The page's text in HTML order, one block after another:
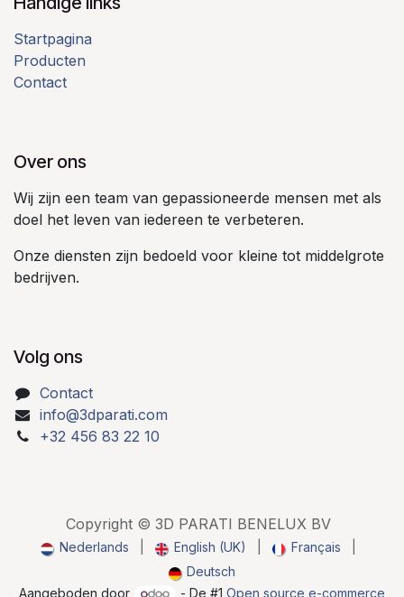
Startpagina
Producten
Contact
Over ons
Wij zijn een team van gepassioneerde mensen met als
doel het leven van iedereen te verbeteren.
Onze diensten zijn bedoeld voor kleine tot middelgrote
bedrijven.
Volg ons
Contact
info@3dparati.com
+32 456 83 22 10
Copyright © 3D PARATI BENELUX BV
Nederlands English (UK) Français
Deutsch
Aangeboden door
- De #1Open source e-commerce